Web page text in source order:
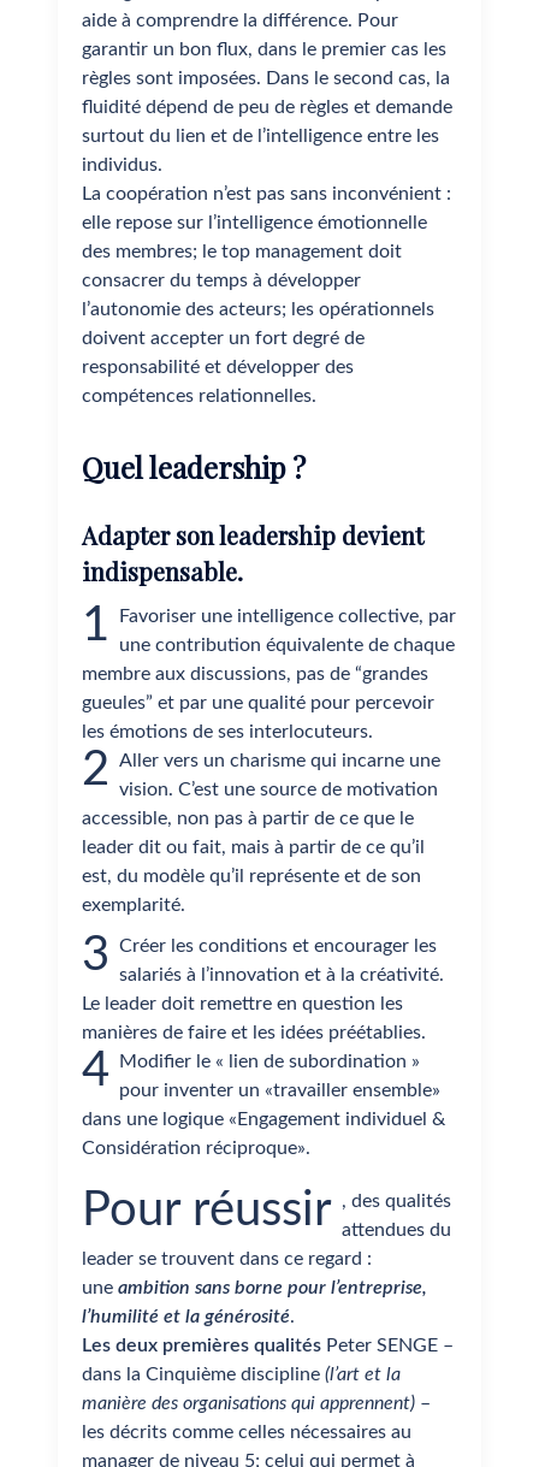
aide à comprendre la différence. Pour
garantir un bon flux, dans le premier cas les
règles sont imposées. Dans le second cas, la
fluidité dépend de peu de règles et demande
surtout du lien et de l’intelligence entre les
individus.
La coopération n’est pas sans inconvénient :
elle repose sur l’intelligence émotionnelle
des membres; le top management doit
consacrer du temps à développer
l’autonomie des acteurs; les opérationnels
doivent accepter un fort degré de
responsabilité et développer des
compétences relationnelles.
Quel leadership ?
Adapter son leadership devient
indispensable.
1
Favoriser une intelligence collective, par
une contribution équivalente de chaque
membre aux discussions, pas de “grandes
gueules” et par une qualité pour percevoir
les émotions de ses interlocuteurs.
2
Aller vers un charisme qui incarne une
vision. C’est une source de motivation
accessible, non pas à partir de ce que le
leader dit ou fait, mais à partir de ce qu’il
est, du modèle qu’il représente et de son
exemplarité.
3
Créer les conditions et encourager les
salariés à l’innovation et à la créativité.
Le leader doit remettre en question les
manières de faire et les idées préétablies.
4
Modifier le « lien de subordination »
pour inventer un «travailler ensemble»
dans une logique «Engagement individuel &
Considération réciproque».
Pour réussir , des qualités
attendues du
leader se trouvent dans ce regard :
uneambition sans borne pour l’entreprise,
l’humilité et la générosité.
Les deux premières qualités Peter SENGE –
dans la Cinquième discipline(l’art et la
manière des organisations qui apprennent) –
les décrits comme celles nécessaires au
manager de niveau 5; celui qui permet à